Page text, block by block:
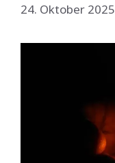
24. Oktober 2025